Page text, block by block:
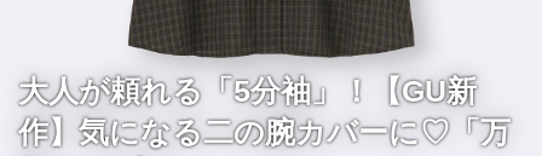
大人が頼れる「5分袖」！【GU新
作】気になる二の腕カバーに♡「万